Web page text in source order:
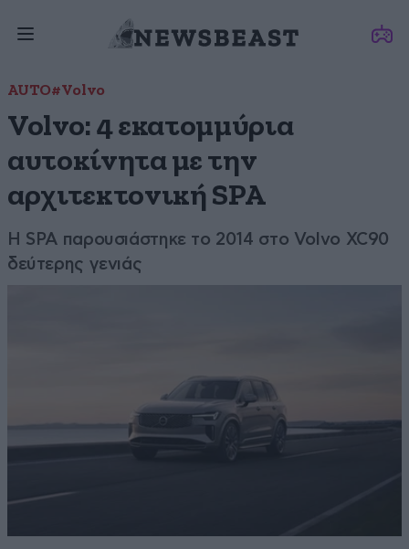
AUTO#Volvo
Volvo: 4 εκατομμύρια
αυτοκίνητα με την
αρχιτεκτονική SPA
Η SPA παρουσιάστηκε το 2014 στο Volvo XC90
δεύτερης γενιάς